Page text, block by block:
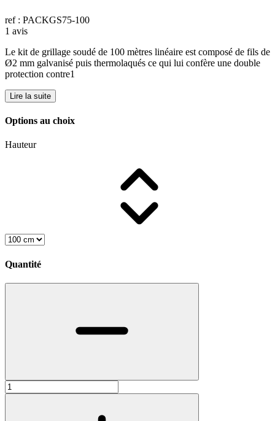
ref : PACKGS75-100
1 avis
Le kit de grillage soudé de 100 mètres linéaire est composé de fils de
Ø2 mm galvanisé puis thermolaqués ce qui lui confère une double
protection contre1
Lire la suite
Options au choix
Hauteur
Quantité